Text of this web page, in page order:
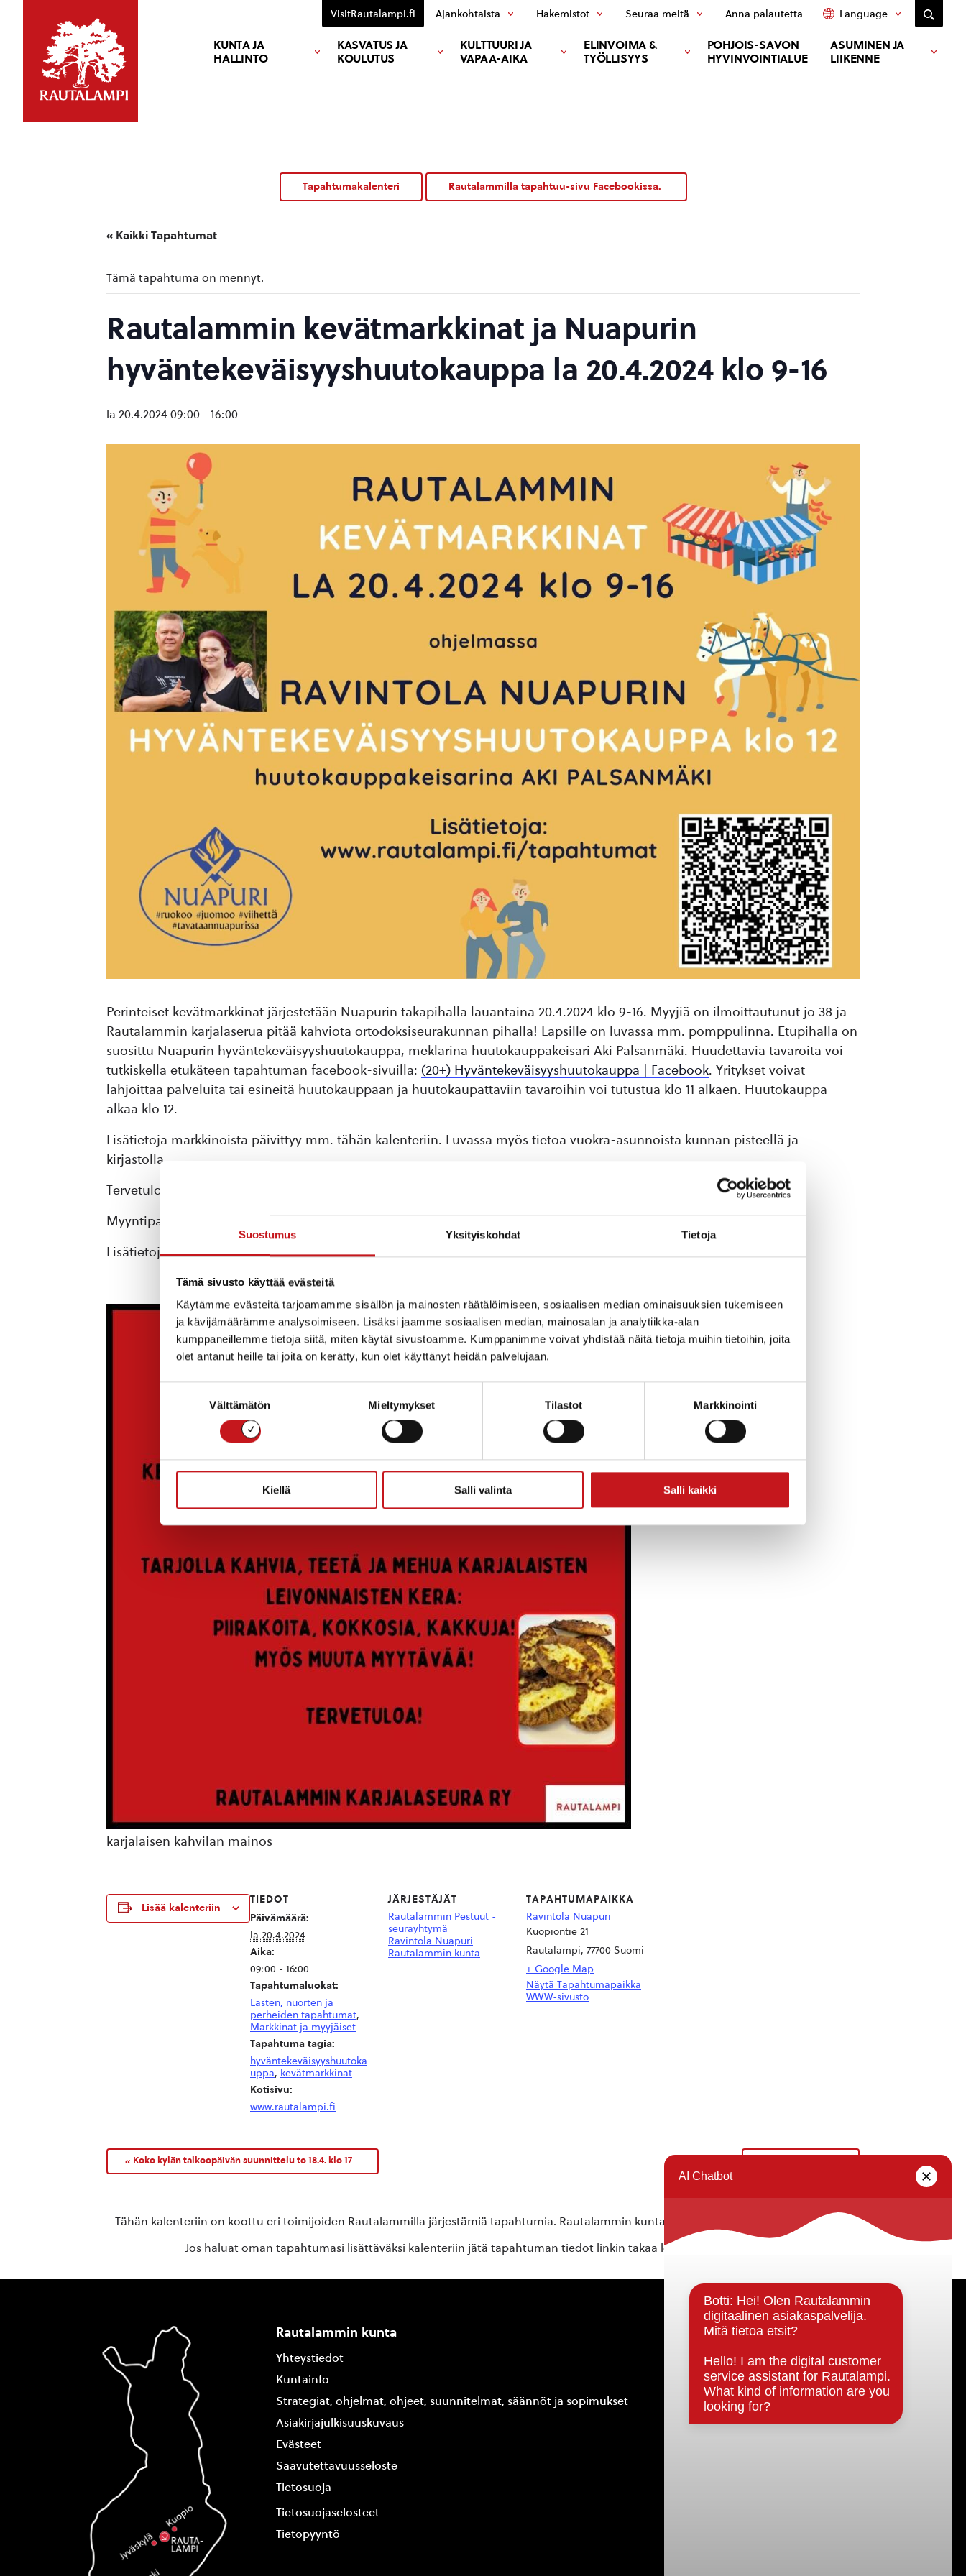
Suostumus Yksityiskohdat Tietoja
Tämä sivusto käyttää evästeitä
Käytämme evästeitä tarjoamamme sisällön ja mainosten räätälöimiseen, sosiaalisen median ominaisuuksien tukemiseen
ja kävijämäärämme analysoimiseen. Lisäksi jaamme sosiaalisen median, mainosalan ja analytiikka-alan
kumppaneillemme tietoja siitä, miten käytät sivustoamme. Kumppanimme voivat yhdistää näitä tietoja muihin tietoihin, joita
olet antanut heille tai joita on kerätty, kun olet käyttänyt heidän palvelujaan.
Välttämätön Mieltymykset Tilastot Markkinointi
Kiellä Salli valinta Salli kaikki
KUNTA JA
HALLINTO
KASVATUS JA
KOULUTUS
KULTTUURI JA
VAPAA-AIKA
ELINVOIMA &
TYÖLLISYYS
POHJOIS-SAVON
HYVINVOINTIALUE
ASUMINEN JA
LIIKENNE
VisitRautalampi.fi Ajankohtaista Hakemistot Seuraa meitä Anna palautetta Language
Tapahtumakalenteri Rautalammilla tapahtuu-sivu Facebookissa.
« Kaikki Tapahtumat
Tämä tapahtuma on mennyt.
Rautalammin kevätmarkkinat ja Nuapurin
hyväntekeväisyyshuutokauppa la 20.4.2024 klo 9-16
la 20.4.2024 09:00 - 16:00
Perinteiset kevätmarkkinat järjestetään Nuapurin takapihalla lauantaina 20.4.2024 klo 9-16. Myyjiä on ilmoittautunut jo 38 ja
Rautalammin karjalaserua pitää kahviota ortodoksiseurakunnan pihalla! Lapsille on luvassa mm. pomppulinna. Etupihalla on
suosittu Nuapurin hyväntekeväisyyshuutokauppa, meklarina huutokauppakeisari Aki Palsanmäki. Huudettavia tavaroita voi
tutkiskella etukäteen tapahtuman facebook-sivuilla: (20+) Hyväntekeväisyyshuutokauppa | Facebook. Yritykset voivat
lahjoittaa palveluita tai esineitä huutokauppaan ja huutokaupattaviin tavaroihin voi tutustua klo 11 alkaen. Huutokauppa
alkaa klo 12.
Lisätietoja markkinoista päivittyy mm. tähän kalenteriin. Luvassa myös tietoa vuokra-asunnoista kunnan pisteellä ja
kirjastolla.
Tervetuloa niin myyjäksi kuin asiakkaaksi!
Myyntipaikkoja voi tiedustella klo 16 jälkeen: Jouni, p.040 5590225
Lisätietoja tapahtumasta: anssi@nuapuri.fi ja tiina.laitinen@rautalampi.fi
karjalaisen kahvilan mainos
Lisää kalenteriin
TIEDOT
Päivämäärä:
la 20.4.2024
Aika:
09:00 - 16:00
Tapahtumaluokat:
Lasten, nuorten ja
perheiden tapahtumat,
Markkinat ja myyjäiset
Tapahtuma tagia:
hyväntekeväisyyshuutoka
uppa, kevätmarkkinat
Kotisivu:
www.rautalampi.fi
JÄRJESTÄJÄT
Rautalammin Pestuut -
seurayhtymä
Ravintola Nuapuri
Rautalammin kunta
TAPAHTUMAPAIKKA
Ravintola Nuapuri
Kuopiontie 21
Rautalampi, 77700 Suomi
+ Google Map
Näytä Tapahtumapaikka
WWW-sivusto
« Koko kylän talkoopäivän suunnittelu to 18.4. klo 17
Tähän kalenteriin on koottu eri toimijoiden Rautalammilla järjestämiä tapahtumia. Rautalammin kunta ei vastaa tietojen oikeellisuudesta.
Jos haluat oman tapahtumasi lisättäväksi kalenteriin jätä tapahtuman tiedot linkin takaa löytyvällä
Rautalammin kunta
Yhteystiedot
Kuntainfo
Strategiat, ohjelmat, ohjeet, suunnitelmat, säännöt ja sopimukset
Asiakirjajulkisuuskuvaus
Evästeet
Saavutettavuusseloste
Tietosuoja
Tietosuojaselosteet
Tietopyyntö
Päätöksenteko ja lähidemokratia
Päätökset, esityslistat & pöytäkirjat
Hallinto
Kunnanhallitus
Kunnanvaltuusto